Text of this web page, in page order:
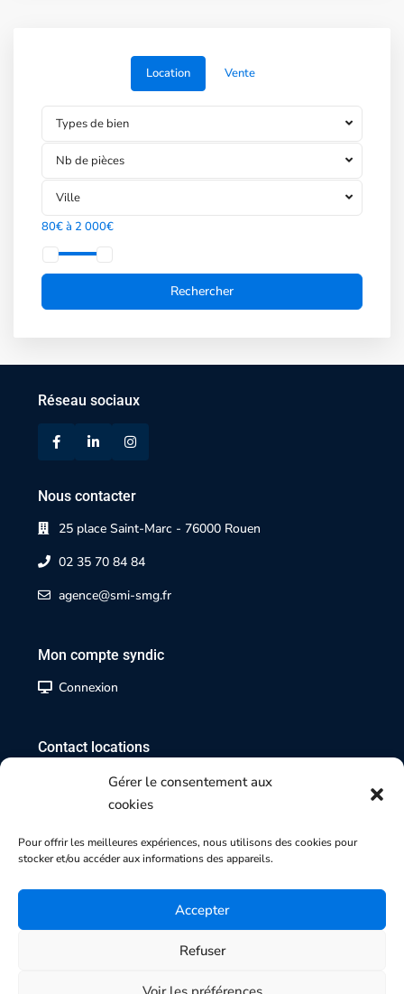
Gérer le consentement aux
cookies
Pour offrir les meilleures expériences, nous utilisons des cookies pour
stocker et/ou accéder aux informations des appareils.
Accepter
Refuser
Location Vente
Types de bien
Nb de pièces
Ville
80€ à 2 000€
Réseau sociaux
Nous contacter
25 place Saint-Marc - 76000 Rouen
02 35 70 84 84
agence@smi-smg.fr
Mon compte syndic
Connexion
Contact locations
02 35 07 17 17
Contact transactions
Mentions légales | Politique de cookies |